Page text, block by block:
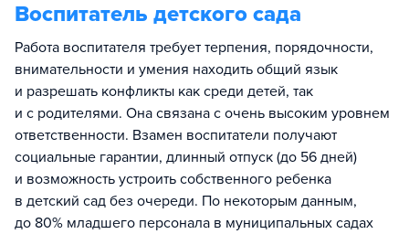
Воспитатель детского сада
Работа воспитателя требует терпения, порядочности,
внимательности и умения находить общий язык
и разрешать конфликты как среди детей, так
и с родителями. Она связана с очень высоким уровнем
ответственности. Взамен воспитатели получают
социальные гарантии, длинный отпуск (до 56 дней)
и возможность устроить собственного ребенка
в детский сад без очереди. По некоторым данным,
до 80% младшего персонала в муниципальных садах